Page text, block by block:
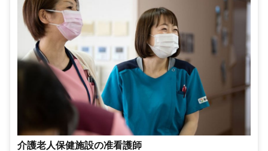
介護老人保健施設の准看護師